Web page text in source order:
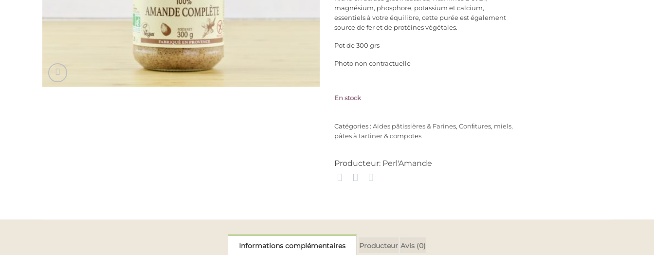
magnésium, phosphore, potassium et calcium,
essentiels à votre équilibre, cette purée est également
source de fer et de protéines végétales.
Pot de 300 grs
Photo non contractuelle
En stock
Catégories : Aides pâtissières & Farines, Conﬁtures, miels,
pâtes à tartiner & compotes
Producteur: Perl'Amande
Informations complémentaires Producteur Avis (0)